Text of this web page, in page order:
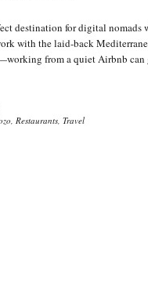
destination for digital nomads
with the laid-back
from a quiet Airbnb can
, Restaurants, Travel